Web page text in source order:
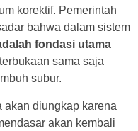
korektif. Pemerintah
bahwa dalam sistem
fondasi utama
sama saja
subur.
akan diungkap karena
akan kembali